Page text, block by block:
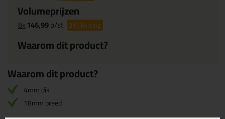
Volumeprijzen
8x146,99p/st 21%korting
Waarom dit product?
Waarom dit product?
4mm dik
18mm breed